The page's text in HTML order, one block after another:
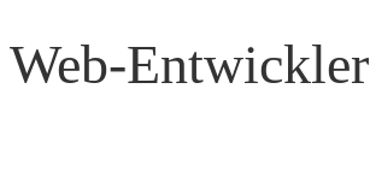
Web-Entwickler